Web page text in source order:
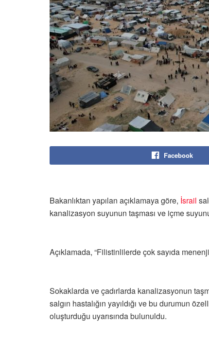
Facebook
Bakanlıktan yapılan açıklamaya göre, İsrail
kanalizasyon suyunun taşması ve içme
Açıklamada, “Filistinlilerde çok sayıda
Sokaklarda ve çadırlarda kanalizasyonun
salgın hastalığın yayıldığı ve bu durumun
oluşturduğu uyarısında bulunuldu.